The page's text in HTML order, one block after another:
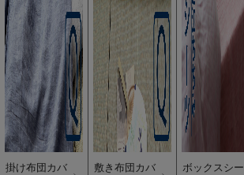
掛け布団カバ
敷き布団カバ
ボックスシー